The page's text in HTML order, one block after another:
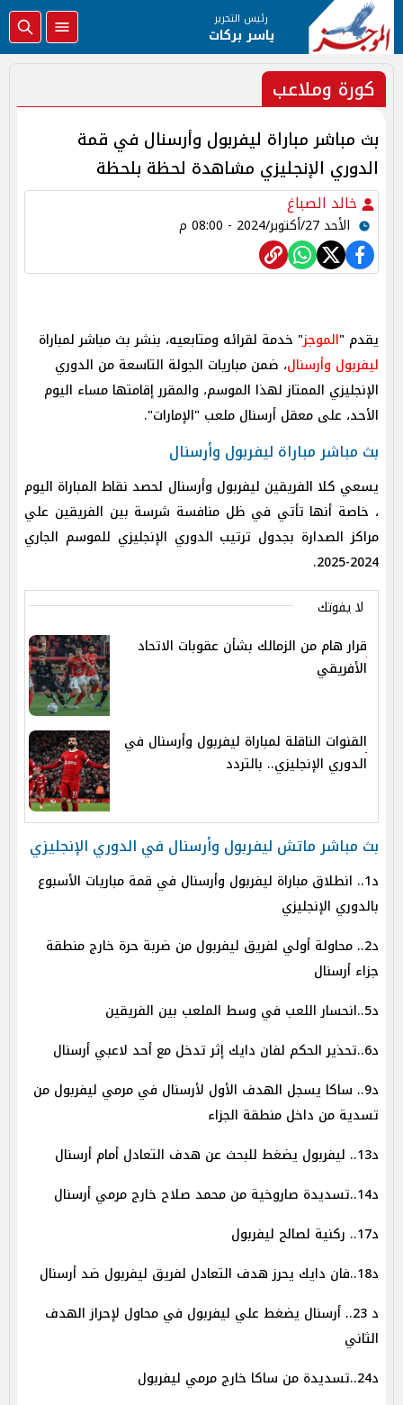
رئيس التحرير
ياسر بركات
كورة وملاعب
بث مباشر مباراة ليفربول وأرسنال في قمة
الدوري الإنجليزي مشاهدة لحظة بلحظة
خالد الصباغ
الأحد 27/أكتوبر/2024 - 08:00 م
يقدم "الموجز" خدمة لقرائه ومتابعيه، بنشر بث مباشر لمباراة
ليفربول وأرسنال، ضمن مباريات الجولة التاسعة من الدوري
الإنجليزي الممتاز لهذا الموسم، والمقرر إقامتها مساء اليوم
الأحد، على معقل أرسنال ملعب "الإمارات".
بث مباشر مباراة ليفربول وأرسنال
يسعي كلا الفريقين ليفربول وأرسنال لحصد نقاط المباراة اليوم
، خاصة أنها تأتي في ظل منافسة شرسة بين الفريقين علي
مراكز الصدارة بجدول ترتيب الدوري الإنجليزي للموسم الجاري
2024-2025.
لا يفوتك
قرار هام من الزمالك بشأن عقوبات الاتحاد
الأفريقي
القنوات الناقلة لمباراة ليفربول وأرسنال في
الدوري الإنجليزي.. بالتردد
بث مباشر ماتش ليفربول وأرسنال في الدوري الإنجليزي
د1.. انطلاق مباراة ليفربول وأرسنال في قمة مباريات الأسبوع
بالدوري الإنجليزي
د2.. محاولة أولي لفريق ليفربول من ضربة حرة خارج منطقة
جزاء أرسنال
د5..انحسار اللعب في وسط الملعب بين الفريقين
د6..تحذير الحكم لفان دايك إثر تدخل مع أحد لاعبي أرسنال
د9.. ساكا يسجل الهدف الأول لأرسنال في مرمي ليفربول من
تسدية من داخل منطقة الجزاء
د13.. ليفربول يضغط للبحث عن هدف التعادل أمام أرسنال
د14..تسديدة صاروخية من محمد صلاح خارج مرمي أرسنال
د17.. ركنية لصالح ليفربول
د18..فان دايك يحرز هدف التعادل لفريق ليفربول ضد أرسنال
د 23.. أرسنال يضغط علي ليفربول في محاول لإحراز الهدف
الثاني
د24..تسديدة من ساكا خارج مرمي ليفربول